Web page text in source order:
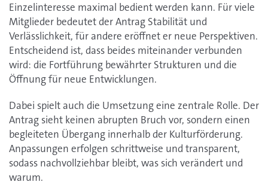
Einzelinteresse maximal bedient werden kann. Für viele
Mitglieder bedeutet der Antrag Stabilität und
Verlässlichkeit, für andere eröffnet er neue Perspektiven.
Entscheidend ist, dass beides miteinander verbunden
wird: die Fortführung bewährter Strukturen und die
Öffnung für neue Entwicklungen.
Dabei spielt auch die Umsetzung eine zentrale Rolle. Der
Antrag sieht keinen abrupten Bruch vor, sondern einen
begleiteten Übergang innerhalb der Kulturförderung.
Anpassungen erfolgen schrittweise und transparent,
sodass nachvollziehbar bleibt, was sich verändert und
warum.